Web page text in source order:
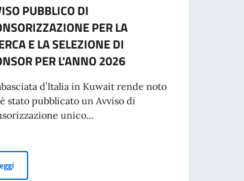
PUBBLICO DI
PER LA
E LA SELEZIONE DI
PER L'ANNO 2026
d’Italia in Kuwait rende noto
stato pubblicato un Avviso di
unico...
AVVISO PUBBLICO DI SPONSORIZZAZIONE PER LA RICERCA E